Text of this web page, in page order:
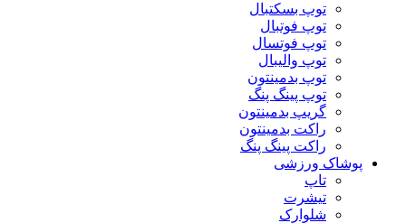
توپ بسکتبال
توپ فوتبال
توپ فوتسال
توپ والیبال
توپ بدمینتون
توپ پینگ پنگ
گریپ بدمینتون
راکت بدمینتون
راکت پینگ پنگ
پوشاک ورزشی
تاپ
تیشرت
شلوارک